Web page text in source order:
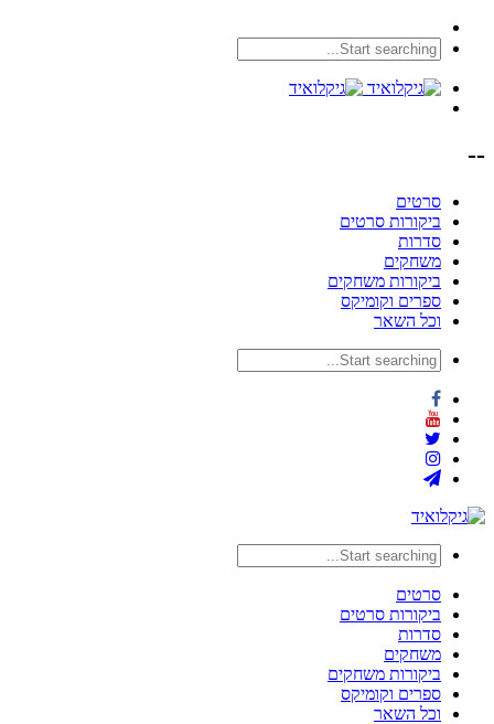
--
סרטים
ביקורות סרטים
סדרות
משחקים
ביקורות משחקים
ספרים וקומיקס
וכל השאר
סרטים
ביקורות סרטים
סדרות
משחקים
ביקורות משחקים
ספרים וקומיקס
וכל השאר